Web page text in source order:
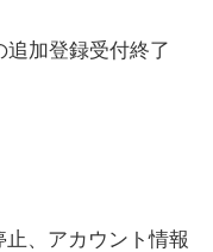
加登録受付終了
止、アカウント情報